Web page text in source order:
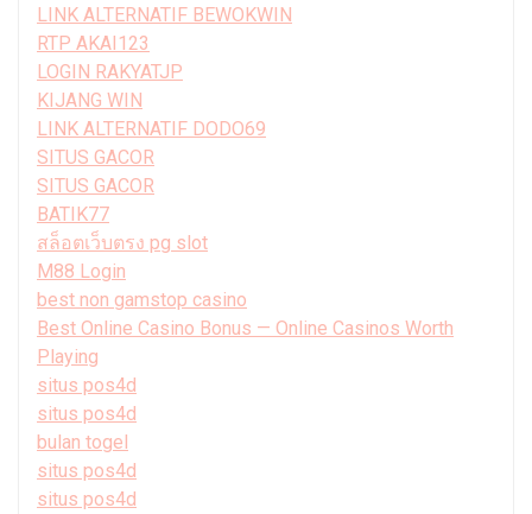
LINK ALTERNATIF BEWOKWIN
RTP AKAI123
LOGIN RAKYATJP
KIJANG WIN
LINK ALTERNATIF DODO69
SITUS GACOR
SITUS GACOR
BATIK77
สล็อตเว็บตรง pg slot
M88 Login
best non gamstop casino
Best Online Casino Bonus — Online Casinos Worth
Playing
situs pos4d
situs pos4d
bulan togel
situs pos4d
situs pos4d